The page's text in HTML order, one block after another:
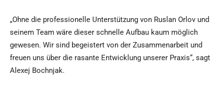
„Ohne die professionelle Unterstützung von Ruslan Orlov und
seinem Team wäre dieser schnelle Aufbau kaum möglich
gewesen. Wir sind begeistert von der Zusammenarbeit und
freuen uns über die rasante Entwicklung unserer Praxis“, sagt
Alexej Bochnjak.